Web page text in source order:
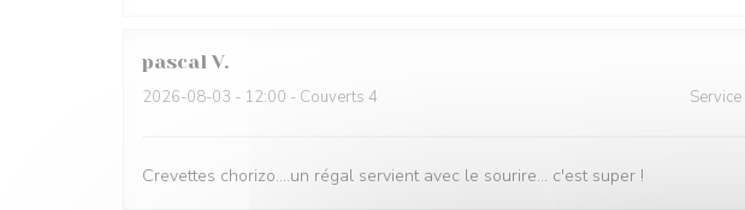
pascal V
2026-08-03 - 12:00 - Couverts 4 Service
Crevettes chorizo....un régal servient avec le sourire... c'est super !